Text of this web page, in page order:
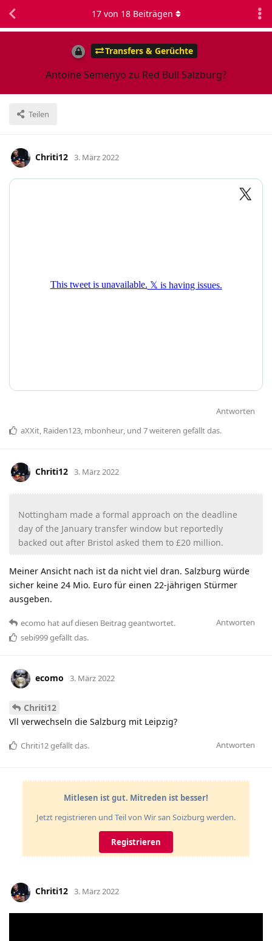
Transfers & Gerüchte
Antoine Semenyo zu Red Bull Salzburg?
Teilen
17von 18Beiträgen
Chriti12 3. März 2022
Antworten
aXXit, Raiden123, mbonheur, und 7weiteren gefällt das.
Chriti12 3. März 2022
Nottingham made a formal approach on the deadline
day of the January transfer window but reportedly
backed out after Bristol asked them to £20 million.
Meiner Ansicht nach ist da nicht viel dran. Salzburg würde
sicher keine 24 Mio. Euro für einen 22-jährigen Stürmer
ausgeben.
Antworten
ecomo hatauf diesen Beitrag geantwortet.
sebi999gefällt das.
ecomo 3. März 2022
Chriti12
Vll verwechseln die Salzburg mit Leipzig?
Antworten
Chriti12gefällt das.
Mitlesen ist gut. Mitreden ist besser!
Jetzt registrieren und Teil von Wir san Soizburg werden.
Registrieren
Chriti12 3. März 2022